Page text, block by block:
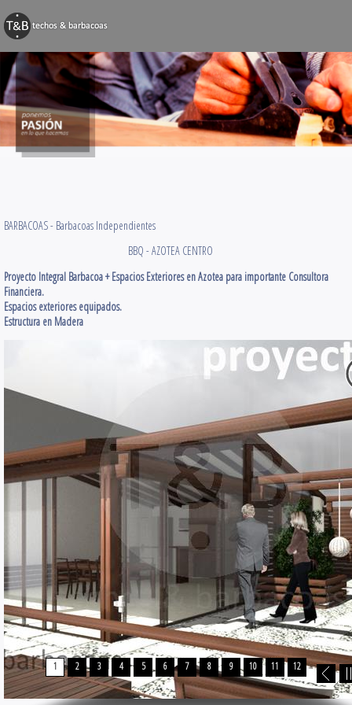
Decks y
Obras Varias
Contacto
BARBACOAS - Barbacoas Independientes
BBQ - AZOTEA CENTRO
Proyecto Integral Barbacoa + Espacios Exteriores en Azotea para importante Consultora
Financiera.
Espacios exteriores equipados.
Estructura en Madera
1 2 3 4 5 6 7 8 9 10 11 12